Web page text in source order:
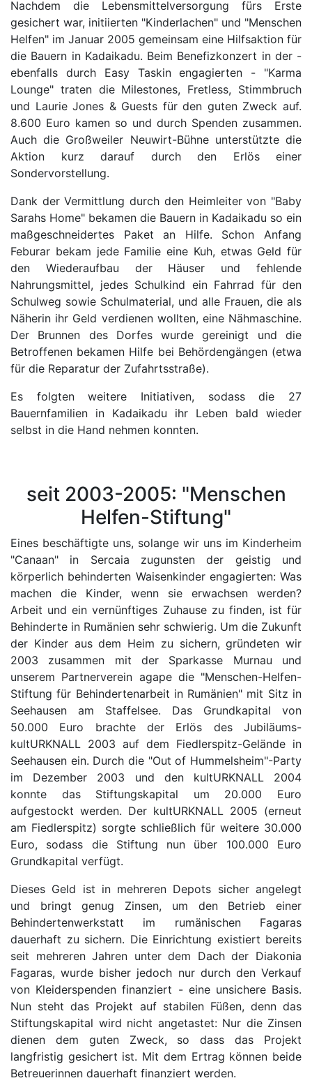
Nachdem die Lebensmittelversorgung fürs Erste
gesichert war, initiierten "Kinderlachen" und "Menschen
Helfen" im Januar 2005 gemeinsam eine Hilfsaktion für
die Bauern in Kadaikadu. Beim Benefizkonzert in der -
ebenfalls durch Easy Taskin engagierten - "Karma
Lounge" traten die Milestones, Fretless, Stimmbruch
und Laurie Jones & Guests für den guten Zweck auf.
8.600 Euro kamen so und durch Spenden zusammen.
Auch die Großweiler Neuwirt-Bühne unterstützte die
Aktion kurz darauf durch den Erlös einer
Sondervorstellung.
Dank der Vermittlung durch den Heimleiter von "Baby
Sarahs Home" bekamen die Bauern in Kadaikadu so ein
maßgeschneidertes Paket an Hilfe. Schon Anfang
Feburar bekam jede Familie eine Kuh, etwas Geld für
den Wiederaufbau der Häuser und fehlende
Nahrungsmittel, jedes Schulkind ein Fahrrad für den
Schulweg sowie Schulmaterial, und alle Frauen, die als
Näherin ihr Geld verdienen wollten, eine Nähmaschine.
Der Brunnen des Dorfes wurde gereinigt und die
Betroffenen bekamen Hilfe bei Behördengängen (etwa
für die Reparatur der Zufahrtsstraße).
Es folgten weitere Initiativen, sodass die 27
Bauernfamilien in Kadaikadu ihr Leben bald wieder
selbst in die Hand nehmen konnten.
seit 2003-2005: "Menschen
Helfen-Stiftung"
Eines beschäftigte uns, solange wir uns im Kinderheim
"Canaan" in Sercaia zugunsten der geistig und
körperlich behinderten Waisenkinder engagierten: Was
machen die Kinder, wenn sie erwachsen werden?
Arbeit und ein vernünftiges Zuhause zu finden, ist für
Behinderte in Rumänien sehr schwierig. Um die Zukunft
der Kinder aus dem Heim zu sichern, gründeten wir
2003 zusammen mit der Sparkasse Murnau und
unserem Partnerverein agape die "Menschen-Helfen-
Stiftung für Behindertenarbeit in Rumänien" mit Sitz in
Seehausen am Staffelsee. Das Grundkapital von
50.000 Euro brachte der Erlös des Jubiläums-
kultURKNALL 2003 auf dem Fiedlerspitz-Gelände in
Seehausen ein. Durch die "Out of Hummelsheim"-Party
im Dezember 2003 und den kultURKNALL 2004
konnte das Stiftungskapital um 20.000 Euro
aufgestockt werden. Der kultURKNALL 2005 (erneut
am Fiedlerspitz) sorgte schließlich für weitere 30.000
Euro, sodass die Stiftung nun über 100.000 Euro
Grundkapital verfügt.
Dieses Geld ist in mehreren Depots sicher angelegt
und bringt genug Zinsen, um den Betrieb einer
Behindertenwerkstatt im rumänischen Fagaras
dauerhaft zu sichern. Die Einrichtung existiert bereits
seit mehreren Jahren unter dem Dach der Diakonia
Fagaras, wurde bisher jedoch nur durch den Verkauf
von Kleiderspenden finanziert - eine unsichere Basis.
Nun steht das Projekt auf stabilen Füßen, denn das
Stiftungskapital wird nicht angetastet: Nur die Zinsen
dienen dem guten Zweck, so dass das Projekt
langfristig gesichert ist. Mit dem Ertrag können beide
Betreuerinnen dauerhaft finanziert werden.